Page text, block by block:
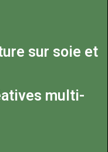
sur soie et
multi-